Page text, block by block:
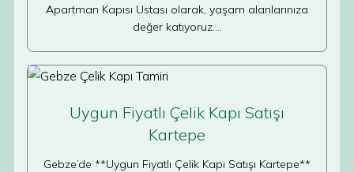
Apartman Kapısı Ustası olarak, yaşam alanlarınıza
değer katıyoruz.…
Uygun Fiyatlı Çelik Kapı Satışı
Kartepe
Gebze’de **Uygun Fiyatlı Çelik Kapı Satışı Kartepe**